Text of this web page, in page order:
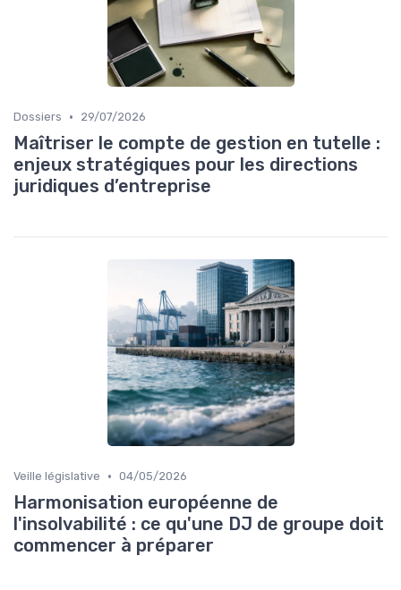
Dossiers • 29/07/2026
Maîtriser le compte de gestion en tutelle :
enjeux stratégiques pour les directions
juridiques d’entreprise
Veille législative • 04/05/2026
Harmonisation européenne de
l'insolvabilité : ce qu'une DJ de groupe doit
commencer à préparer